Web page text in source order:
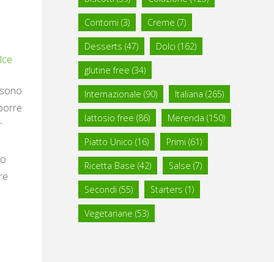
Contorni (3) Creme (7)
Desserts (47) Dolci (162)
glutine free (34)
Internazionale (90) Italiana (265)
lattosio free (86) Merenda (150)
Piatto Unico (16) Primi (61)
Ricetta Base (42) Salse (7)
Secondi (55) Starters (1)
Vegetariane (53)